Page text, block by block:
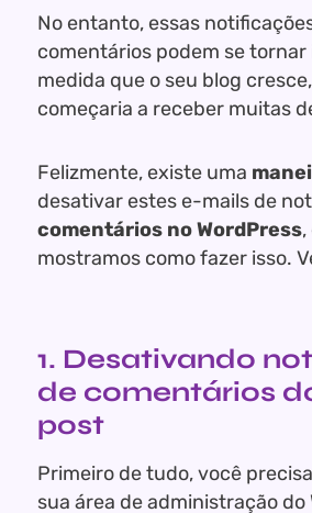
No entanto, essas
comentários podem se
medida que o seu blog
começaria a receber muitas
Felizmente, existe uma
desativar estes e-mails de
comentários no WordPress
mostramos como fazer isso.
1. Desativando
de comentários
post
Primeiro de tudo, você
sua área de administração do